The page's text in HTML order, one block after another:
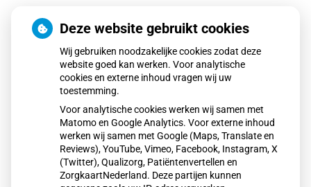
chirurgie 119,10
compressie zwachtelen 80,06
therapeutische injectie cyriax 40,23
IUD (spiraal) inbrengen/ verwijderen 84,00
implanon inbrengen of verwijderen 84,00
reizgersvaccinatie 72,86
Deze website gebruikt cookies
Wij gebruiken noodzakelijke cookies zodat deze
website goed kan werken. Voor analytische
cookies en externe inhoud vragen wij uw
toestemming.
Voor analytische cookies werken wij samen met
Matomo en Google Analytics. Voor externe inhoud
werken wij samen met Google (Maps, Translate en
Reviews), YouTube, Vimeo, Facebook, Instagram, X
(Twitter), Qualizorg, Patiëntenvertellen en
ZorgkaartNederland. Deze partijen kunnen